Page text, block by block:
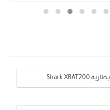
بطارية Shark XBAT200